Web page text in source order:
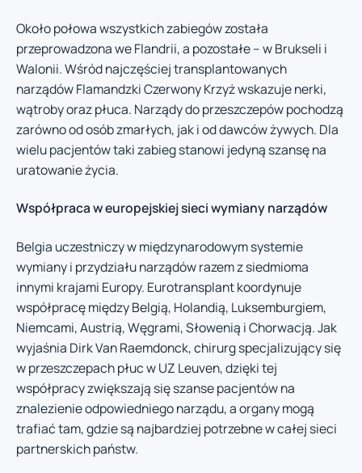
Około połowa wszystkich zabiegów została
przeprowadzona we Flandrii, a pozostałe – w Brukseli i
Walonii. Wśród najczęściej transplantowanych
narządów Flamandzki Czerwony Krzyż wskazuje nerki,
wątroby oraz płuca. Narządy do przeszczepów pochodzą
zarówno od osób zmarłych, jak i od dawców żywych. Dla
wielu pacjentów taki zabieg stanowi jedyną szansę na
uratowanie życia.
Współpraca w europejskiej sieci wymiany narządów
Belgia uczestniczy w międzynarodowym systemie
wymiany i przydziału narządów razem z siedmioma
innymi krajami Europy. Eurotransplant koordynuje
współpracę między Belgią, Holandią, Luksemburgiem,
Niemcami, Austrią, Węgrami, Słowenią i Chorwacją. Jak
wyjaśnia Dirk Van Raemdonck, chirurg specjalizujący się
w przeszczepach płuc w UZ Leuven, dzięki tej
współpracy zwiększają się szanse pacjentów na
znalezienie odpowiedniego narządu, a organy mogą
trafiać tam, gdzie są najbardziej potrzebne w całej sieci
partnerskich państw.